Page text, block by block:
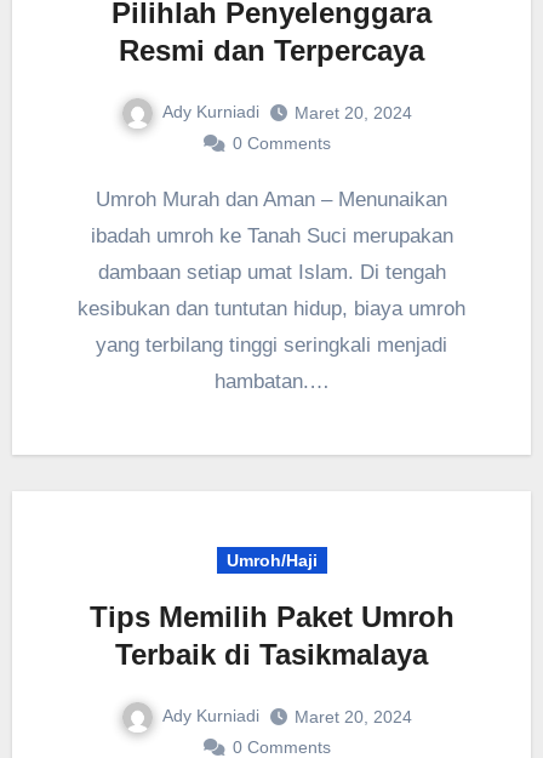
Pilihlah Penyelenggara
Resmi dan Terpercaya
Ady Kurniadi
Maret 20, 2024
0 Comments
Umroh Murah dan Aman – Menunaikan
ibadah umroh ke Tanah Suci merupakan
dambaan setiap umat Islam. Di tengah
kesibukan dan tuntutan hidup, biaya umroh
yang terbilang tinggi seringkali menjadi
hambatan.…
Umroh/Haji
Tips Memilih Paket Umroh
Terbaik di Tasikmalaya
Ady Kurniadi
Maret 20, 2024
0 Comments